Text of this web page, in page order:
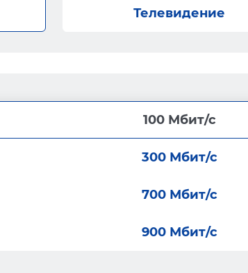
Телевидение
100 Мбит/с
300 Мбит/с
700 Мбит/с
900 Мбит/с